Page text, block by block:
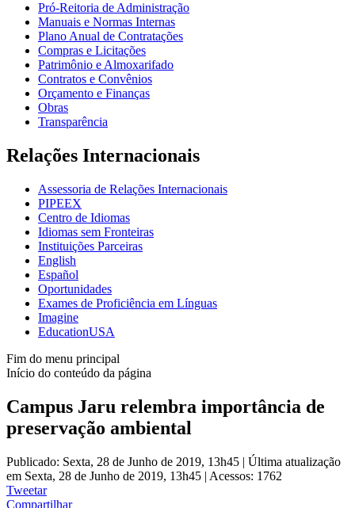
Pró-Reitoria de Administração
Manuais e Normas Internas
Plano Anual de Contratações
Compras e Licitações
Patrimônio e Almoxarifado
Contratos e Convênios
Orçamento e Finanças
Obras
Transparência
Relações Internacionais
Assessoria de Relações Internacionais
PIPEEX
Centro de Idiomas
Idiomas sem Fronteiras
Instituições Parceiras
English
Español
Oportunidades
Exames de Proficiência em Línguas
Imagine
EducationUSA
Fim do menu principal
Início do conteúdo da página
Campus Jaru relembra importância de
preservação ambiental
Publicado: Sexta, 28 de Junho de 2019, 13h45 | Última atualização
em Sexta, 28 de Junho de 2019, 13h45 | Acessos: 1762
Tweetar
Compartilhar